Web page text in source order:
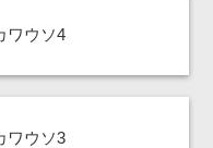
ワウソ4
ワウソ3